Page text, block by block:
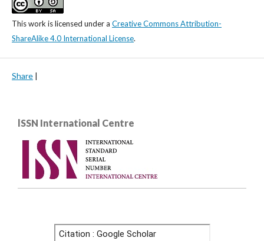
This work is licensed under a Creative Commons Attribution-
ShareAlike 4.0 International License.
Share |
lSSN International Centre